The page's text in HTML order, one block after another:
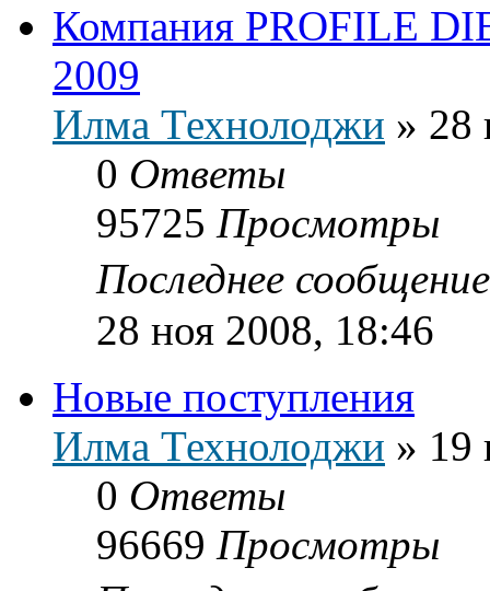
Компания PROFILE
2009
Илма Технолоджи » 28
0 Ответы
95725 Просмотры
Последнее
28 ноя 2008, 18:46
Новые поступления
Илма Технолоджи » 19
0 Ответы
96669 Просмотры